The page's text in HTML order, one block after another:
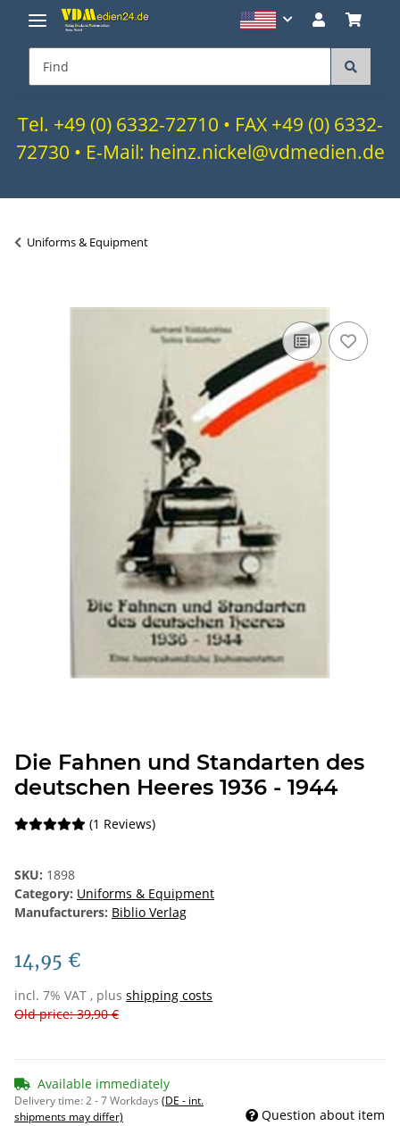
Tel. +49 (0) 6332-72710 • FAX +49 (0) 6332-
72730 • E-Mail: heinz.nickel@vdmedien.de
Uniforms & Equipment
Die Fahnen und Standarten des
deutschen Heeres 1936 - 1944
(1 Reviews)
SKU: 1898
Category: Uniforms & Equipment
Manufacturers: Biblio Verlag
14,95 €
incl. 7% VAT , plus shipping costs
Old price: 39,90 €
Available immediately
Delivery time:2 - 7 Workdays (DE - int.
shipments may differ)
Question about item